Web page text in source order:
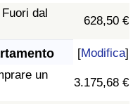
dal
628,50 €
[Modifica]
un
3.175,68 €